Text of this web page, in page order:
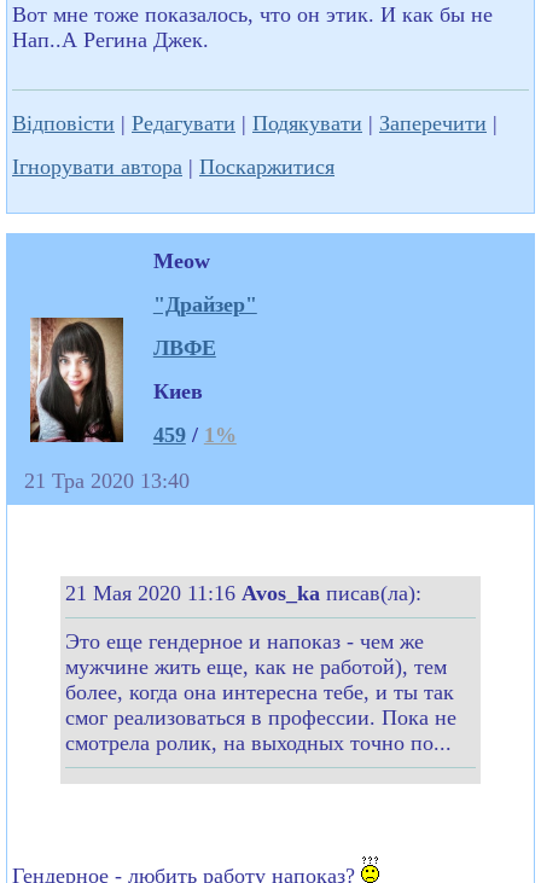
Вот мне тоже показалось, что он этик. И как бы не
Нап..А Регина Джек.
Відповісти | Редагувати | Подякувати | Заперечити |
Ігнорувати автора | Поскаржитися
Meow
"Драйзер"
ЛВФЕ
Киев
459/ 1%
21 Тра 2020 13:40
21 Мая 2020 11:16 Avos_ka писав(ла):
Это еще гендерное и напоказ - чем же
мужчине жить еще, как не работой), тем
более, когда она интересна тебе, и ты так
смог реализоваться в профессии. Пока не
смотрела ролик, на выходных точно по...
Гендерное - любить работу напоказ?